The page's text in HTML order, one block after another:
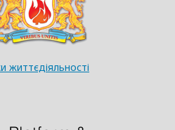
життєдіяльності